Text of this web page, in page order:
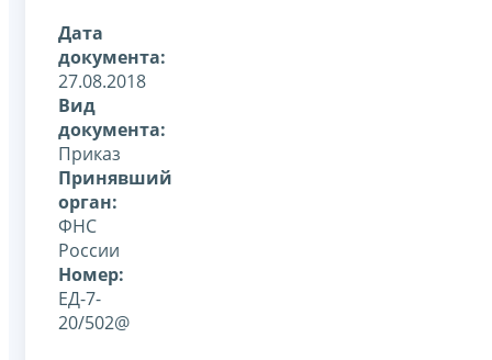
Дата
документа:
27.08.2018
Вид
документа:
Приказ
Принявший
орган:
ФНС
России
Номер:
ЕД-7-
20/502@